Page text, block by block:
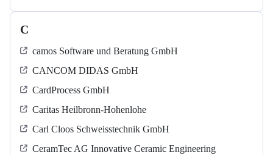
C
camos Software und Beratung GmbH
CANCOM DIDAS GmbH
CardProcess GmbH
Caritas Heilbronn-Hohenlohe
Carl Cloos Schweisstechnik GmbH
CeramTec AG Innovative Ceramic Engineering